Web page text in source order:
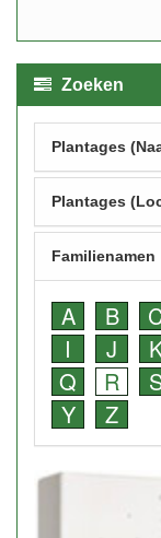
Zoeken
Plantages
Plantages
Familienamen
A B
I
J
Q
R
Y
Z